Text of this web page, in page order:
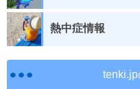
熱中症情報
tenki.jp